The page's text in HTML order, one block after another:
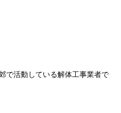
で活動している解体工事業者で